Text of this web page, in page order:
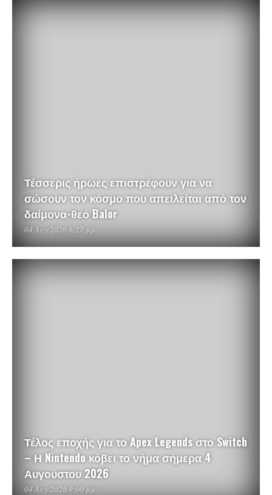
Τέσσερις ήρωες επιστρέφουν για να
σώσουν τον κόσμο που απειλείται από τον
δαίμονα-θεό Balor
04 Αυγ 2026 6:27 μμ
Τέλος εποχής για το Apex Legends στο Switch
– Η Nintendo κόβει το νήμα σήμερα 4
Αυγούστου 2026
04 Αυγ 2026 9:00 μμ